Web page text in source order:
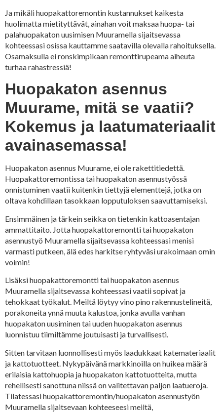
Ja mikäli huopakattoremontin kustannukset kaikesta
huolimatta mietityttävät, ainahan voit maksaa huopa- tai
palahuopakaton uusimisen Muuramella sijaitsevassa
kohteessasi osissa kauttamme saatavilla olevalla rahoituksella.
Osamaksulla ei ronskimpikaan remonttirupeama aiheuta
turhaa rahastressiä!
Huopakaton asennus
Muurame, mitä se vaatii?
Kokemus ja laatumateriaalit
avainasemassa!
Huopakaton asennus Muurame, ei ole rakettitiedettä.
Huopakattoremontissa tai huopakaton asennustyössä
onnistuminen vaatii kuitenkin tiettyjä elementtejä, jotka on
oltava kohdillaan tasokkaan lopputuloksen saavuttamiseksi.
Ensimmäinen ja tärkein seikka on tietenkin kattoasentajan
ammattitaito. Jotta huopakattoremontti tai huopakaton
asennustyö Muuramella sijaitsevassa kohteessasi menisi
varmasti putkeen, älä edes harkitse ryhtyväsi urakoimaan omin
voimin!
Lisäksi huopakattoremontti tai huopakaton asennus
Muuramella sijaitsevassa kohteessasi vaatii sopivat ja
tehokkaat työkalut. Meiltä löytyy vino pino rakennustelineitä,
porakoneita ynnä muuta kalustoa, jonka avulla vanhan
huopakaton uusiminen tai uuden huopakaton asennus
luonnistuu tiimiltämme joutuisasti ja turvallisesti.
Sitten tarvitaan luonnollisesti myös laadukkaat katemateriaalit
ja kattotuotteet. Nykypäivänä markkinoilla on huikea määrä
erilaisia kattohuopia ja huopakaton kattotuotteita, mutta
rehellisesti sanottuna niissä on valitettavan paljon laatueroja.
Tilatessasi huopakattoremontin/huopakaton asennustyön
Muuramella sijaitsevaan kohteeseesi meiltä,